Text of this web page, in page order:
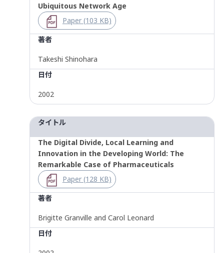
Ubiquitous Network Age
Paper (103 KB)
著者
Takeshi Shinohara
日付
2002
タイトル
The Digital Divide, Local Learning and
Innovation in the Developing World: The
Remarkable Case of Pharmaceuticals
Paper (128 KB)
著者
Brigitte Granville and Carol Leonard
日付